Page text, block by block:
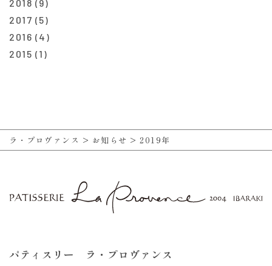
2018 (9)
2017 (5)
2016 (4)
2015 (1)
ラ・プロヴァンス > お知らせ > 2019年
パティスリー ラ・プロヴァンス